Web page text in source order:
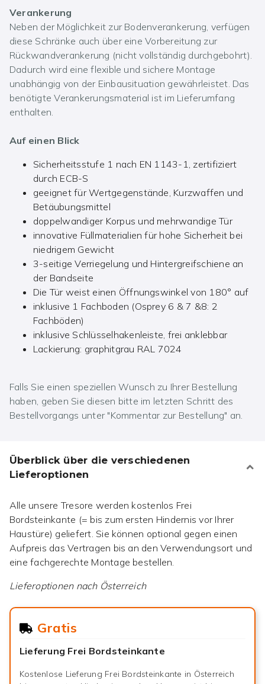
Verankerung
Neben der Möglichkeit zur Bodenverankerung, verfügen
diese Schränke auch über eine Vorbereitung zur
Rückwandverankerung (nicht vollständig durchgebohrt).
Dadurch wird eine flexible und sichere Montage
unabhängig von der Einbausituation gewährleistet. Das
benötigte Verankerungsmaterial ist im Lieferumfang
enthalten.
Auf einen Blick
Sicherheitsstufe 1 nach EN 1143-1, zertifiziert
durch ECB-S
geeignet für Wertgegenstände, Kurzwaffen und
Betäubungsmittel
doppelwandiger Korpus und mehrwandige Tür
innovative Füllmaterialien für hohe Sicherheit bei
niedrigem Gewicht
3-seitige Verriegelung und Hintergreifschiene an
der Bandseite
Die Tür weist einen Öffnungswinkel von 180° auf
inklusive 1 Fachboden (Osprey 6 & 7 &8: 2
Fachböden)
inklusive Schlüsselhakenleiste, frei anklebbar
Lackierung: graphitgrau RAL 7024
Falls Sie einen speziellen Wunsch zu Ihrer Bestellung
haben, geben Sie diesen bitte im letzten Schritt des
Bestellvorgangs unter "Kommentar zur Bestellung" an.
Überblick über die verschiedenen
Lieferoptionen
Alle unsere Tresore werden kostenlos Frei
Bordsteinkante (= bis zum ersten Hindernis vor Ihrer
Haustüre) geliefert. Sie können optional gegen einen
Aufpreis das Vertragen bis an den Verwendungsort und
eine fachgerechte Montage bestellen.
Lieferoptionen nach Österreich
Gratis
Lieferung Frei Bordsteinkante
Kostenlose Lieferung Frei Bordsteinkante in Österreich